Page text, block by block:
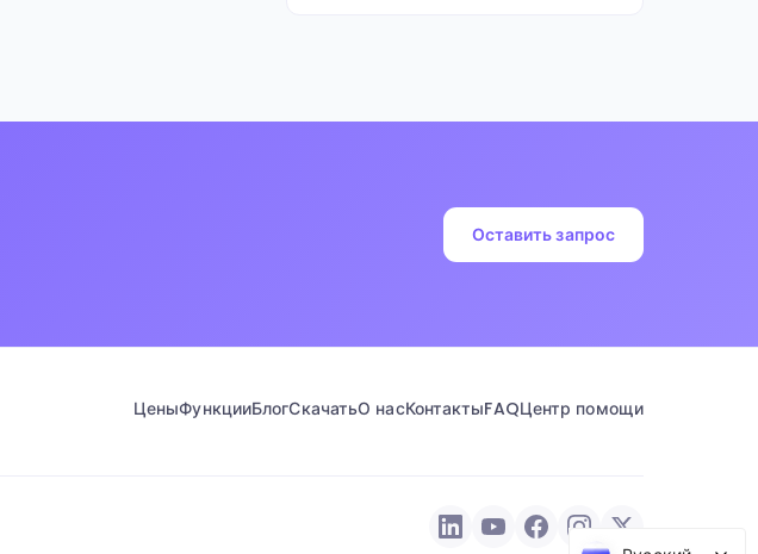
Оставить запрос
ЦеныФункцииБлогСкачатьО насКонтактыFAQЦентр помощи